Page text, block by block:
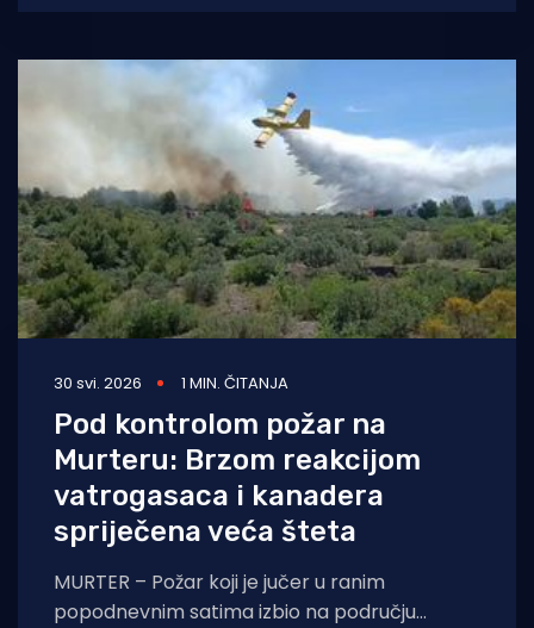
30 svi. 2026 1 MIN. ČITANJA
Pod kontrolom požar na
Murteru: Brzom reakcijom
vatrogasaca i kanadera
spriječena veća šteta
MURTER – Požar koji je jučer u ranim
popodnevnim satima izbio na području